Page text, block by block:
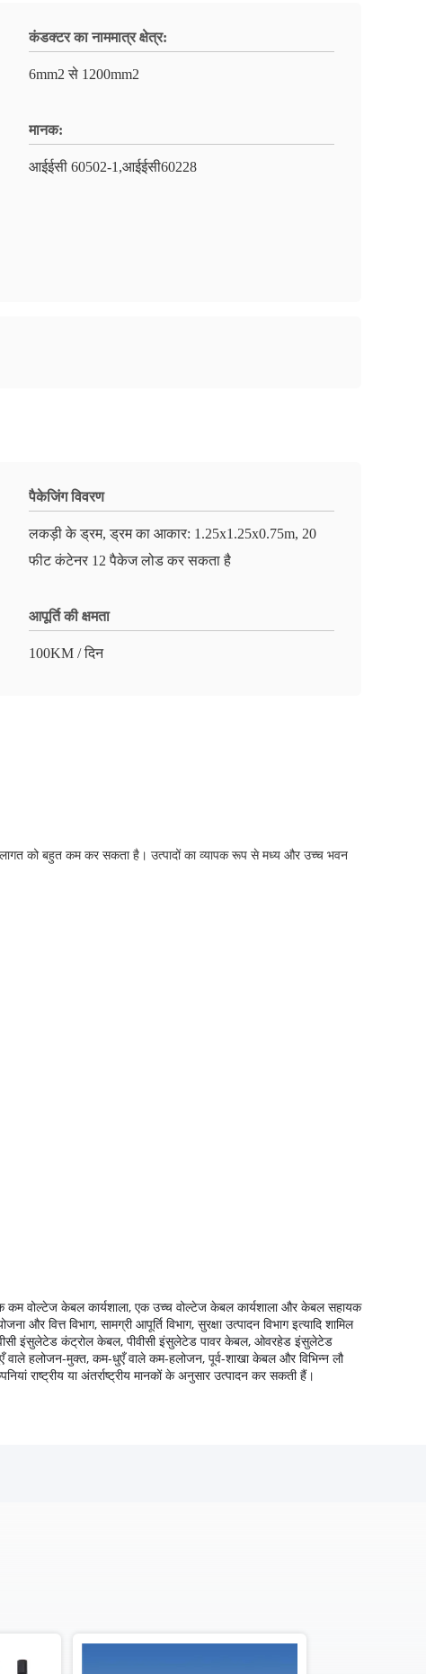
कंडक्टर का नाममात्र क्षेत्र:
6mm2 से 1200mm2
मानक:
आईईसी 60502-1,आईईसी60228
पैकेजिंग विवरण
लकड़ी के ड्रम, ड्रम का आकार: 1.25x1.25x0.75m, 20
फीट कंटेनर 12 पैकेज लोड कर सकता है
आपूर्ति की क्षमता
100KM / दिन
को बहुत कम कर सकता है। उत्पादों का व्यापक रूप से मध्य और उच्च भवन
कम वोल्टेज केबल कार्यशाला, एक उच्च वोल्टेज केबल कार्यशाला और केबल सहायक
और वित्त विभाग, सामग्री आपूर्ति विभाग, सुरक्षा उत्पादन विभाग इत्यादि शामिल
इंसुलेटेड कंट्रोल केबल, पीवीसी इंसुलेटेड पावर केबल, ओवरहेड इंसुलेटेड
हलोजन-मुक्त, कम-धुएँ वाले कम-हलोजन, पूर्व-शाखा केबल और विभिन्न लौ
राष्ट्रीय या अंतर्राष्ट्रीय मानकों के अनुसार उत्पादन कर सकती हैं।